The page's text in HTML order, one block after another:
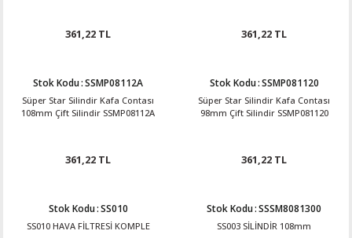
361,22 TL 361,22 TL
Stok Kodu:SSMP08112A
Süper Star Silindir Kafa Contası
108mm Çift Silindir SSMP08112A
361,22 TL
Stok Kodu:SSMP081120
Süper Star Silindir Kafa Contası
98mm Çift Silindir SSMP081120
361,22 TL
Stok Kodu:SS010
SS010 HAVA FİLTRESİ KOMPLE
Stok Kodu:SSSM8081300
SS003 SİLİNDİR 108mm